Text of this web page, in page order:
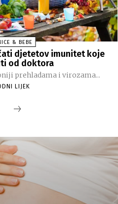
& BEBE
djetetov imunitet koje
od doktora
prehladama i virozama...
LIJEK